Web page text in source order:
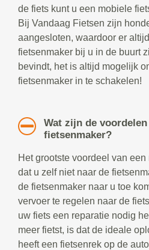
de fiets kunt u een mobiele
Bij Vandaag Fietsen zijn
aangesloten, waardoor er
fietsenmaker bij u in de buurt
bevindt, het is altijd mogelijk
fietsenmaker in te schakelen!
Wat zijn de
fietsenmaker?
Het grootste voordeel van
dat u zelf niet naar de
de fietsenmaker naar u toe
vervoer te regelen naar de
uw fiets een reparatie nodig
meer fietst, is dat de ideale
heeft een fietsenrek op de